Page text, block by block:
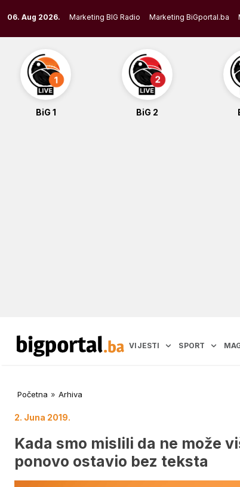
to
content
06. Aug 2026. Marketing BIG Radio Marketing BiGportal.ba
BiG 1 BiG 2
VIJESTI SPORT
Početna » Arhiva
2. Juna 2019.
Kada smo mislili da ne može
ponovo ostavio bez teksta